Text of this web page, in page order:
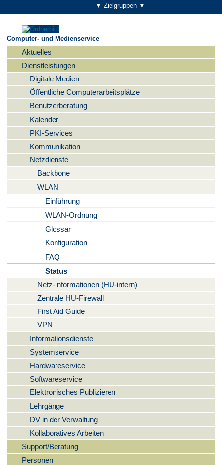
▼ Zielgruppen ▼
Computer- und Medienservice
Navigation
Aktuelles
Dienstleistungen
Digitale Medien
Öffentliche Computerarbeitsplätze
Benutzerberatung
Kalender
PKI-Services
Kommunikation
Netzdienste
Backbone
WLAN
Einführung
WLAN-Ordnung
Glossar
Konfiguration
FAQ
Status
Netz-Informationen (HU-intern)
Zentrale HU-Firewall
First Aid Guide
VPN
Informationsdienste
Systemservice
Hardwareservice
Softwareservice
Elektronisches Publizieren
Lehrgänge
DV in der Verwaltung
Kollaboratives Arbeiten
Support/Beratung
Personen